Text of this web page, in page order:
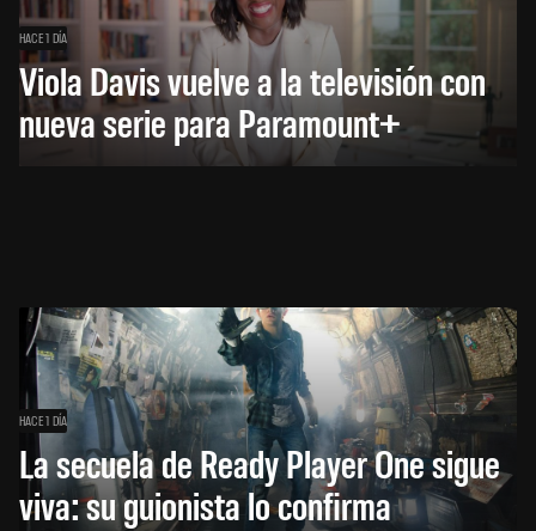
HACE 1 DÍA
Viola Davis vuelve a la televisión con
nueva serie para Paramount+
HACE 1 DÍA
La secuela de Ready Player One sigue
viva: su guionista lo confirma